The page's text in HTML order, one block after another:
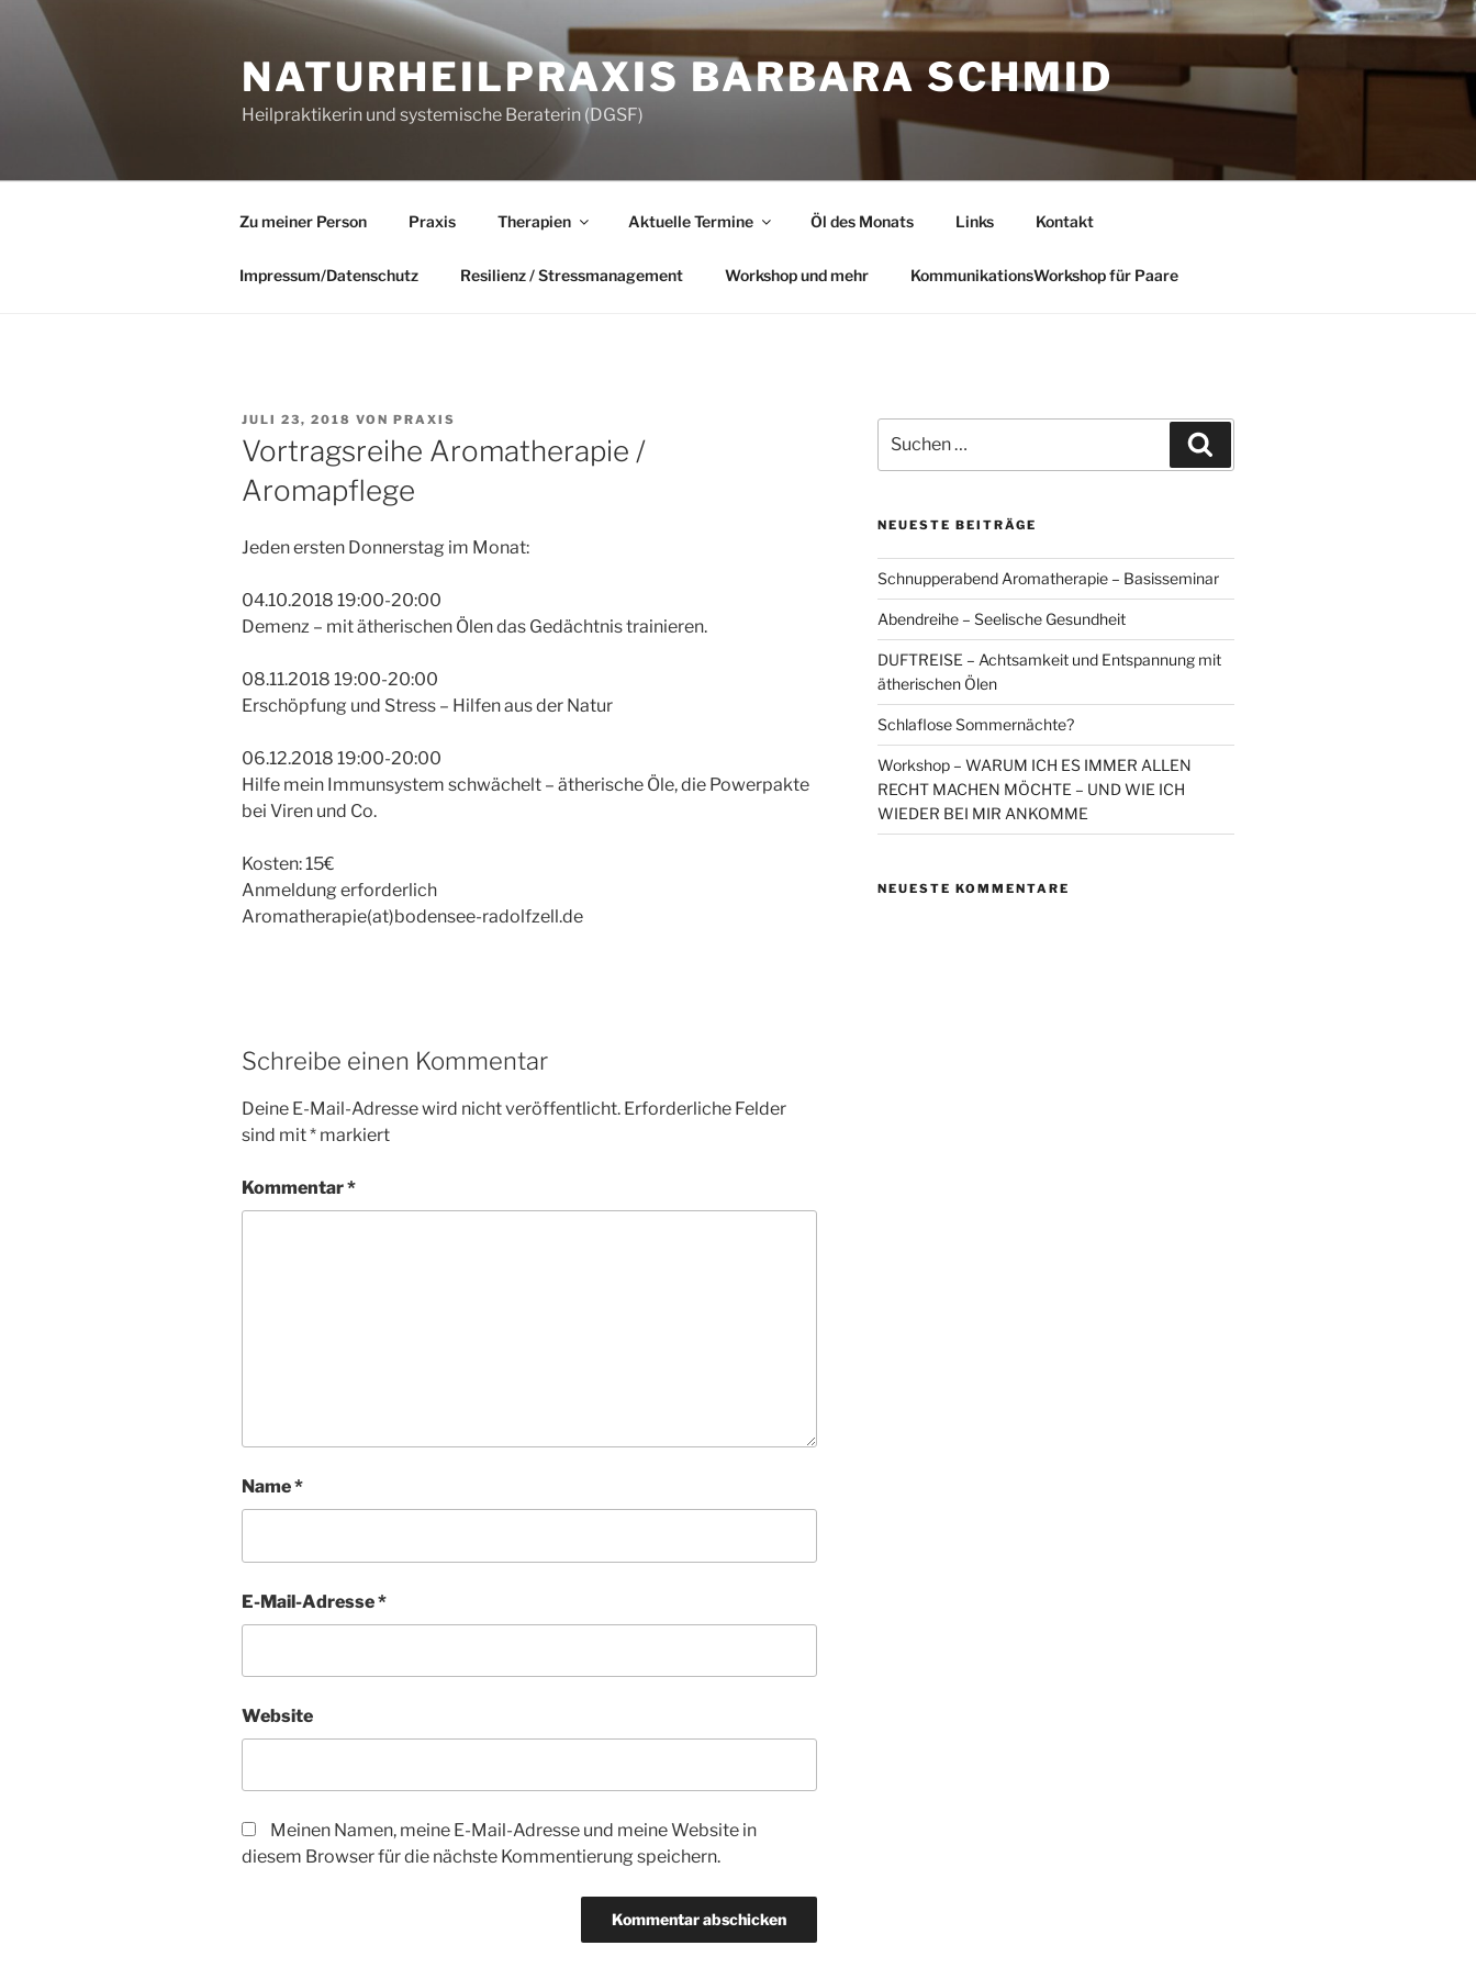
springen
NATURHEILPRAXIS BARBARA SCHMID
Heilpraktikerin und systemische Beraterin (DGSF)
Zu meiner Person Praxis Therapien Aktuelle Termine Öl des Monats Links Kontakt
Impressum/Datenschutz Resilienz / Stressmanagement Workshop und mehr KommunikationsWorkshop für Paare
VERÖFFENTLICHT
AM
JULI 23, 2018 VON PRAXIS
Vortragsreihe Aromatherapie /
Aromapflege
Jeden ersten Donnerstag im Monat:
04.10.2018 19:00-20:00
Demenz – mit ätherischen Ölen das Gedächtnis trainieren.
08.11.2018 19:00-20:00
Erschöpfung und Stress – Hilfen aus der Natur
06.12.2018 19:00-20:00
Hilfe mein Immunsystem schwächelt – ätherische Öle, die Powerpakte
bei Viren und Co.
Kosten: 15€
Anmeldung erforderlich
Aromatherapie(at)bodensee-radolfzell.de
Schreibe einen Kommentar
Deine E-Mail-Adresse wird nicht veröffentlicht. Erforderliche Felder
sind mit* markiert
Kommentar*
Name*
E-Mail-Adresse*
Website
Meinen Namen, meine E-Mail-Adresse und meine Website in
diesem Browser für die nächste Kommentierung speichern.
nach:
NEUESTE BEITRÄGE
Schnupperabend Aromatherapie – Basisseminar
Abendreihe – Seelische Gesundheit
DUFTREISE – Achtsamkeit und Entspannung mit
ätherischen Ölen
Schlaflose Sommernächte?
Workshop – WARUM ICH ES IMMER ALLEN
RECHT MACHEN MÖCHTE – UND WIE ICH
WIEDER BEI MIR ANKOMME
NEUESTE KOMMENTARE